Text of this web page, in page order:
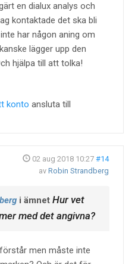
en dialux analys och
kontaktade det ska bli
har någon aning om
lägger upp den
hjälpa till att tolka!
konto ansluta till
02 aug 2018 10:27 #14
av Robin Strandberg
i ämnet Hur vet
med det angivna?
men måste inte